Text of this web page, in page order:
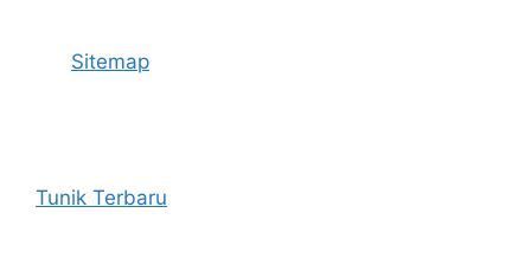
Sitemap
Tunik Terbaru